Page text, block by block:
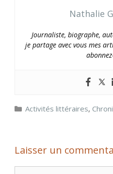
Nathalie
Journaliste, biographe,
je partage avec vous mes
Catégories
Activités littéraires,
Laisser un